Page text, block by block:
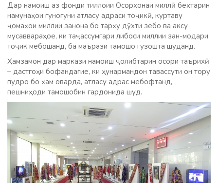
Дар намоиш аз фонди тиллоии Осорхонаи миллӣ беҳтарин
намунаҳои гуногуни атласу адраси тоҷикӣ, куртаву
ҷомаҳои миллии занона бо тарҳу дӯхти зебо ва аксу
мусаввараҳое, ки таҷассумгари либоси миллии зан-модари
тоҷик мебошанд, ба маърази тамошо гузошта шуданд.
Ҳамзамон дар маркази намоиш ҷолибтарин осори таърихӣ
– дастгоҳи бофандагие, ки ҳунармандон тавассути он тору
пудро бо ҳам оварда, атласу адрас мебофтанд,
пешниҳоди тамошобин гардонида шуд.